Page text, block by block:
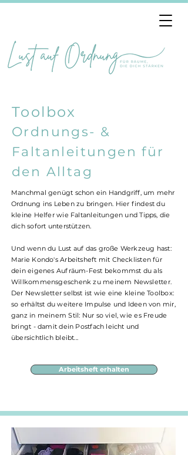
Toolbox
Ordnungs- &
Faltanleitungen für
den Alltag
Manchmal genügt schon ein Handgriff, um mehr
Ordnung ins Leben zu bringen. Hier findest du
kleine Helfer wie Faltanleitungen und Tipps, die
dich sofort unterstützen.
Und wenn du Lust auf das große Werkzeug hast:
Marie Kondo's Arbeitsheft mit Checklisten für
dein eigenes Aufräum-Fest bekommst du als
Willkommensgeschenk zu meinem Newsletter.
Der Newsletter selbst ist wie eine kleine Toolbox:
so erhältst du weitere Impulse und Ideen von mir,
ganz in meinem Stil: Nur so viel, wie es Freude
bringt - damit dein Postfach leicht und
übersichtlich bleibt...
Arbeitsheft erhalten